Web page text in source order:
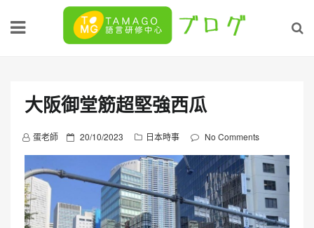
大阪御堂筋超堅強西瓜
蛋老師
P
o
e
d
20/10/2023 日本時事 No Comments